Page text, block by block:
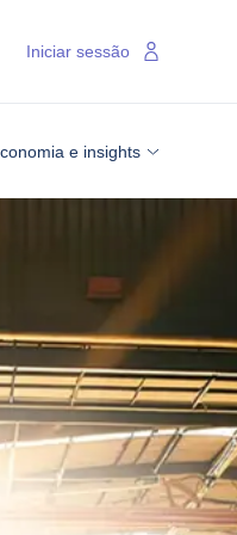
e insights
Iniciar sessão